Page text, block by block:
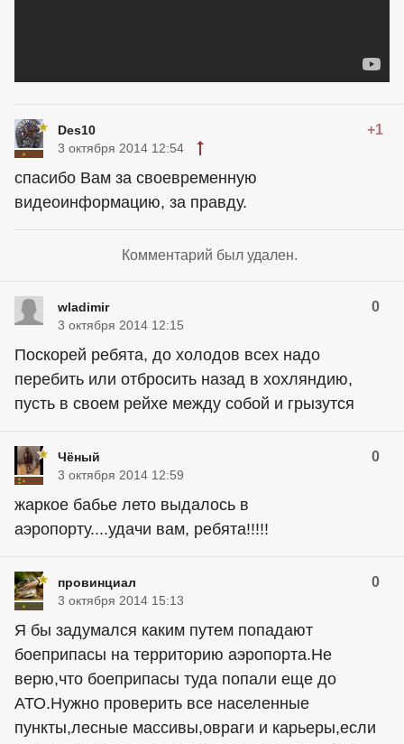
Des10 +1
3 октября 2014 12:54
спасибо Вам за своевременную
видеоинформацию, за правду.
Комментарий был удален.
wladimir 0
3 октября 2014 12:15
Поскорей ребята, до холодов всех надо
перебить или отбросить назад в хохляндию,
пусть в своем рейхе между собой и грызутся
Чёный 0
3 октября 2014 12:59
жаркое бабье лето выдалось в
аэропорту....удачи вам, ребята!!!!!
провинциал 0
3 октября 2014 15:13
Я бы задумался каким путем попадают
боеприпасы на территорию аэропорта.Не
верю,что боеприпасы туда попали еще до
АТО.Нужно проверить все населенные
пункты,лесные массивы,овраги и карьеры,если